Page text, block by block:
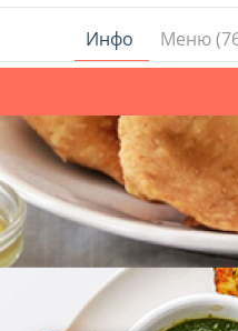
Бургас
Банско
Всички останали
Инфо Меню